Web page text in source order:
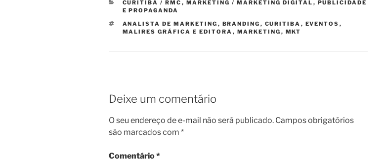
CATEGORIAS
CURITIBA / RMC , MARKETING / MARKETING DIGITAL , PUBLICIDADE
E PROPAGANDA
TAGS
ANALISTA DE MARKETING , BRANDING , CURITIBA , EVENTOS ,
MALIRES GRÁFICA E EDITORA , MARKETING , MKT
Deixe um comentário
O seu endereço de e-mail não será publicado. Campos obrigatórios
são marcados com *
Comentário*